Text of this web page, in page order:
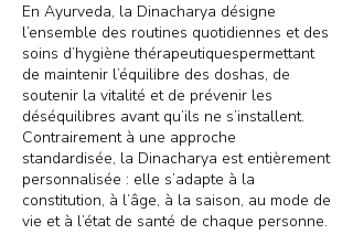
En Ayurveda, la Dinacharya désigne
l’ensemble des routines quotidiennes et des
soins d’hygiène thérapeutiquespermettant
de maintenir l’équilibre des doshas, de
soutenir la vitalité et de prévenir les
déséquilibres avant qu’ils ne s’installent.
Contrairement à une approche
standardisée, la Dinacharya est entièrement
personnalisée : elle s’adapte à la
constitution, à l’âge, à la saison, au mode de
vie et à l’état de santé de chaque personne.